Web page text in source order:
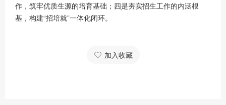
作，筑牢优质生源的培育基础；四是夯实招生工作的内涵根
基，构建“招培就”一体化闭环。
加入收藏